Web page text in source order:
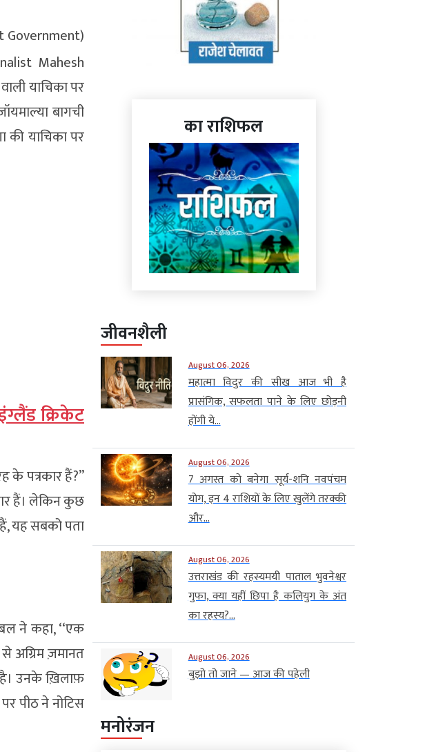
Government)
Mahesh
याचिका पर
बागची
की याचिका पर
क्रिकेट
पत्रकार हैं?’’
हैं। लेकिन कुछ
यह सबको पता
ने कहा, ‘‘एक
से अग्रिम ज़मानत
है। उनके ख़िलाफ़
पीठ ने नोटिस
का राशिफल
जीवनशैली
August 06, 2026
महात्मा विदुर की सीख आज भी है
प्रासंगिक, सफलता पाने के लिए छोड़नी
होंगी ये...
August 06, 2026
7 अगस्त को बनेगा सूर्य-शनि नवपंचम
योग, इन 4 राशियों के लिए खुलेंगे तरक्की
और...
August 06, 2026
उत्तराखंड की रहस्यमयी पाताल भुवनेश्वर
गुफा, क्या यहीं छिपा है कलियुग के अंत
का रहस्य?...
August 06, 2026
बुझो तो जाने — आज की पहेली
मनोरंजन